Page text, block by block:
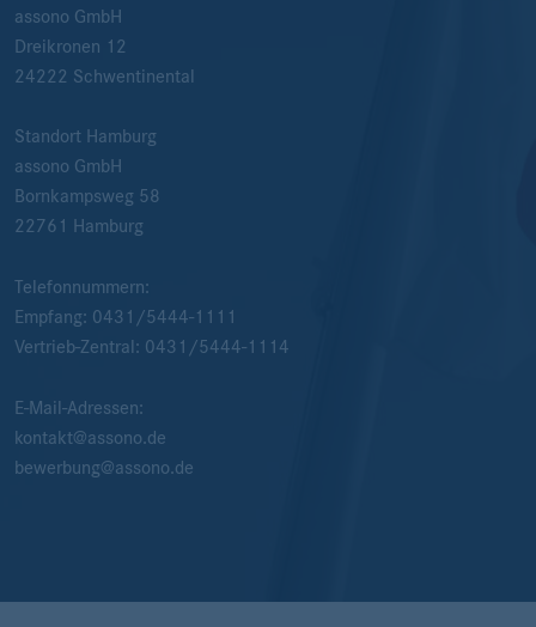
assono GmbH
Dreikronen 12
24222 Schwentinental
Standort Hamburg
assono GmbH
Bornkampsweg 58
22761
Hamburg
Telefonnummern:
Empfang: 0431/5444-1111
Vertrieb-Zentral: 0431/5444-1114
E-Mail-Adressen:
kontakt@assono.de
bewerbung@assono.de